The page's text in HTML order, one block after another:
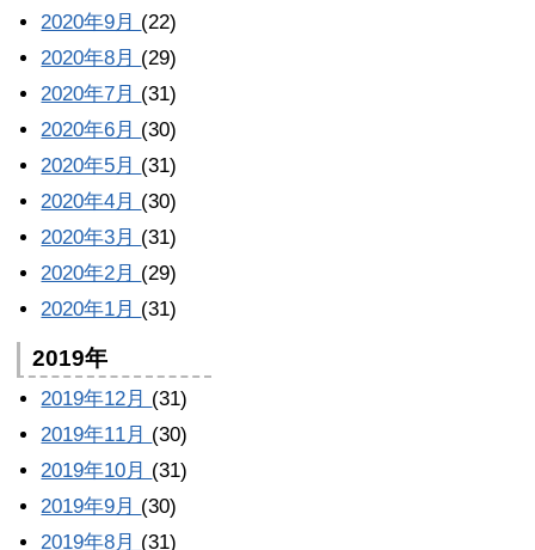
2020年9月 (22)
2020年8月 (29)
2020年7月 (31)
2020年6月 (30)
2020年5月 (31)
2020年4月 (30)
2020年3月 (31)
2020年2月 (29)
2020年1月 (31)
2019年
2019年12月 (31)
2019年11月 (30)
2019年10月 (31)
2019年9月 (30)
2019年8月 (31)